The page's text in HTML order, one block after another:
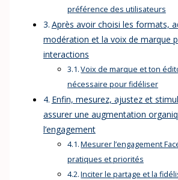
préférence des utilisateurs
Après avoir choisi les formats,
modération et la voix de marque
interactions
Voix de marque et ton
nécessaire pour fidéliser
Enfin, mesurez, ajustez et
assurer une augmentation
l’engagement
Mesurer l’engagement
pratiques et priorités
Inciter le partage et la